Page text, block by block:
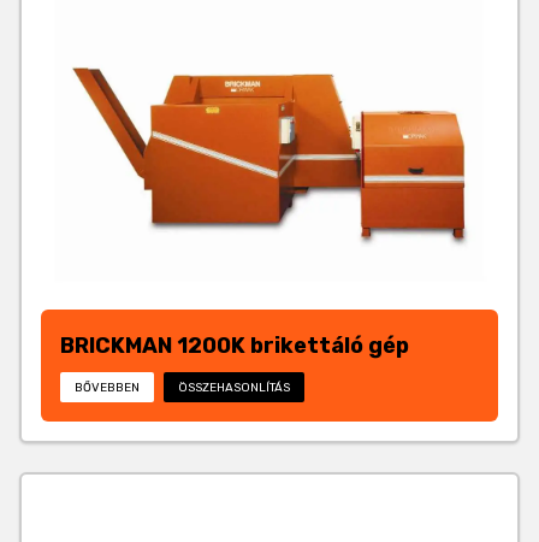
BRICKMAN 1200K brikettáló gép
BŐVEBBEN ÖSSZEHASONLÍTÁS